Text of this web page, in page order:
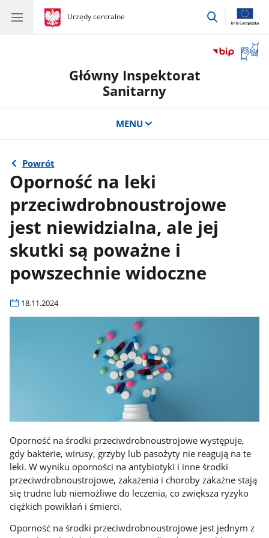
gov.pl
Urzędy centralne
gov.pl
Urzędy
przejdź
okno
Główny Inspektorat
Sanitarny
MENU
Powrót
Oporność na leki
przeciwdrobnoustrojowe
jest niewidzialna, ale jej
skutki są poważne i
powszechnie widoczne
18.11.2024
Oporność na środki przeciwdrobnoustrojowe występuje,
gdy bakterie, wirusy, grzyby lub pasożyty nie reagują na te
leki. W wyniku oporności na antybiotyki i inne środki
przeciwdrobnoustrojowe, zakażenia i choroby zakaźne stają
się trudne lub niemożliwe do leczenia, co zwiększa ryzyko
ciężkich powikłań i śmierci.
Oporność na środki przeciwdrobnoustrojowe jest jednym z